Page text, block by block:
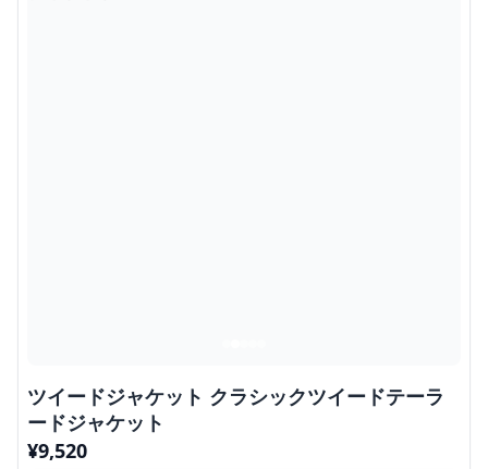
ツイードジャケット クラシックツイードテーラ
ードジャケット
¥9,520